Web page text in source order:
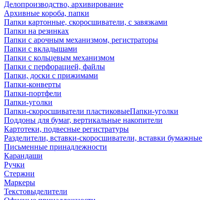
Делопроизводство, архивирование
Архивные короба, папки
Папки картонные, скоросшиватели, с завязками
Папки на резинках
Папки с арочным механизмом, регистраторы
Папки с вкладышами
Папки с кольцевым механизмом
Папки с перфорацией, файлы
Папки, доски с прижимами
Папки-конверты
Папки-портфели
Папки-уголки
Папки-скоросшиватели пластиковыеПапки-уголки
Поддоны для бумаг, вертикальные накопители
Картотеки, подвесные регистратуры
Разделители, вставки-скоросшиватели, вставки бумажные
Письменные принадлежности
Карандаши
Ручки
Стержни
Маркеры
Текстовыделители